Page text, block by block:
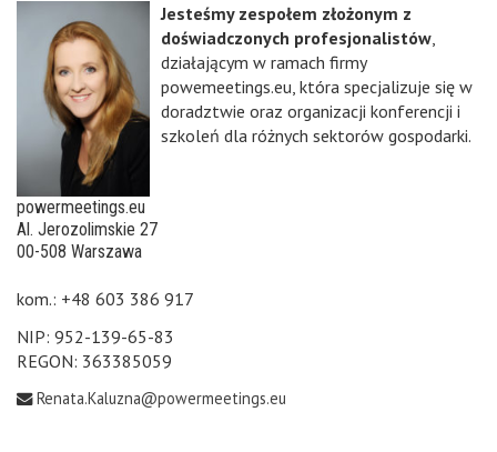
Jesteśmy zespołem złożonym z
doświadczonych profesjonalistów
działającym w ramach firmy
powemeetings.eu, która specjalizuje się w
doradztwie oraz organizacji konferencji i
szkoleń dla różnych sektorów gospodarki.
powermeetings.eu
Al. Jerozolimskie 27
00-508 Warszawa
kom.: +48 603 386 917
NIP: 952-139-65-83
REGON: 363385059
Renata.Kaluzna@powermeetings.eu